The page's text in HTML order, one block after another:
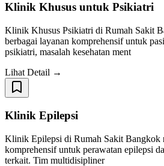
Klinik Khusus untuk Psikiatri
Klinik Khusus Psikiatri di Rumah Sakit
berbagai layanan komprehensif untuk
psikiatri, masalah kesehatan ment
Lihat Detail →
Klinik Epilepsi
Klinik Epilepsi di Rumah Sakit Bangkok
komprehensif untuk perawatan epilepsi
terkait. Tim multidisipliner